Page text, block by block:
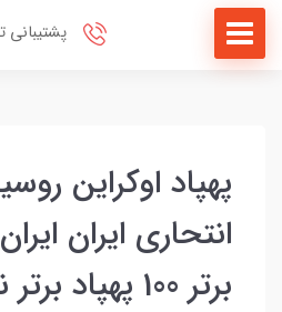
پشتیبانی
پهپاد اوکراین
انتحاری ایران
برتر 100 پهپاد برتر نظانی